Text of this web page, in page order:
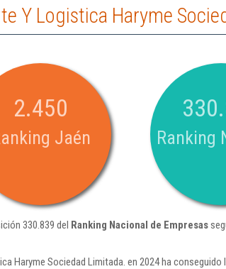
Y Logistica Haryme
2.450
Jaén Ranking
330.839 del Ranking Nacional de Empresas
Haryme Sociedad Limitada. en 2024 ha